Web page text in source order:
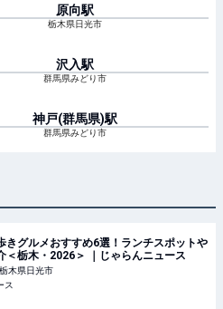
原向駅
栃木県日光市
沢入駅
群馬県みどり市
神戸(群馬県)駅
群馬県みどり市
きグルメおすすめ6選！ランチスポットや
＜栃木・2026＞ ｜じゃらんニュース
栃木県日光市
ス